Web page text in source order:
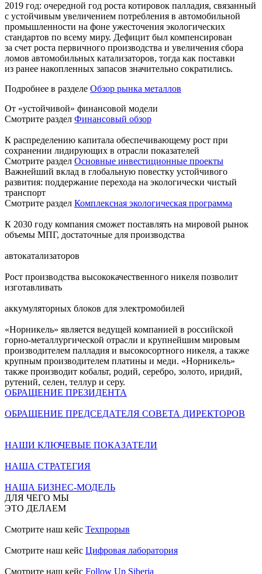
2019 год: очередной год роста котировок палладия, связанный
с устойчивым увеличением потребления в автомобильной
промышленности на фоне ужесточения экологических
стандартов по всему миру. Дефицит был компенсирован
за счет роста первичного производства и увеличения сбора
ломов автомобильных катализаторов, тогда как поставки
из ранее накопленных запасов значительно сократились.
Подробнее в разделе Обзор рынка металлов
От «устойчивой» финансовой модели
Смотрите раздел Финансовый обзор
К распределению капитала обеспечивающему рост при
сохранении лидирующих в отрасли показателей
Смотрите раздел Основные инвестиционные проекты
Важнейший вклад в глобальную повестку устойчивого
развития: поддержание перехода на экологически чистый
транспорт
Смотрите раздел Комплексная экологическая программа
К 2030 году компания сможет поставлять на мировой рынок
объемы МПГ, достаточные для производства
автокатализаторов
Рост производства высококачественного никеля позволит
изготавливать
аккумуляторных блоков для электромобилей
«Норникель» является ведущей компанией в российской
горно-металлургической отрасли и крупнейшим мировым
производителем палладия и высокосортного никеля, а также
крупным производителем платины и меди. «Норникель»
также производит кобальт, родий, серебро, золото, иридий,
рутений, селен, теллур и серу.
ОБРАЩЕНИЕ ПРЕЗИДЕНТА
ОБРАЩЕНИЕ ПРЕДСЕДАТЕЛЯ СОВЕТА ДИРЕКТОРОВ
НАШИ КЛЮЧЕВЫЕ ПОКАЗАТЕЛИ
НАША СТРАТЕГИЯ
НАША БИЗНЕС-МОДЕЛЬ
ДЛЯ ЧЕГО МЫ
ЭТО ДЕЛАЕМ
Смотрите наш кейс Техпрорыв
Смотрите наш кейс Цифровая лаборатория
Смотрите наш кейс Follow Up Siberia